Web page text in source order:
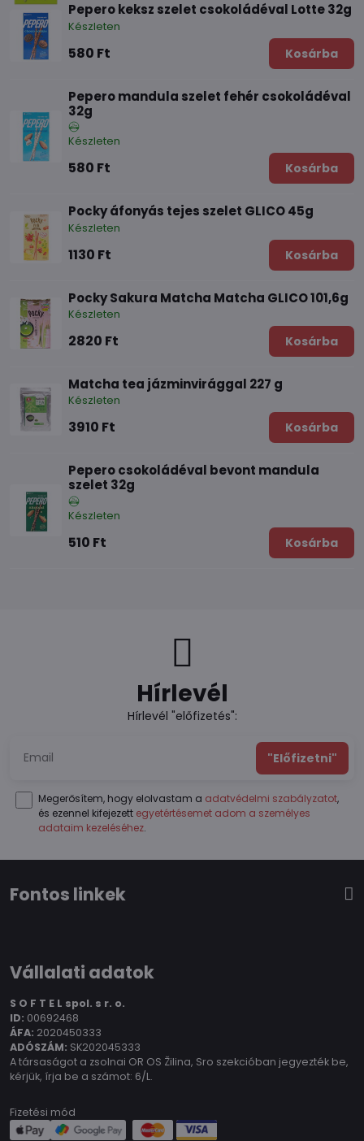
Pepero keksz szelet csokoládéval Lotte 32g
Készleten
580 Ft Kosárba
Pepero mandula szelet fehér csokoládéval
32g
Készleten
580 Ft Kosárba
Pocky áfonyás tejes szelet GLICO 45g
Készleten
1130 Ft Kosárba
Pocky Sakura Matcha Matcha GLICO 101,6g
Készleten
2820 Ft Kosárba
Matcha tea jázminvirággal 227 g
Készleten
3910 Ft Kosárba
Pepero csokoládéval bevont mandula
szelet 32g
Készleten
510 Ft Kosárba
Hírlevél
Hírlevél "előfizetés":
"Előfizetni"
Megerősítem, hogy elolvastam a adatvédelmi szabályzatot,
és ezennel kifejezett egyetértésemet adom a személyes
adataim kezeléséhez.
Fontos linkek
Vállalati adatok
S O F T E L spol. s r. o.
ID: 00692468
ÁFA: 2020450333
ADÓSZÁM: SK202045333
A társaságot a zsolnai OR OS Žilina, Sro szekcióban jegyezték be,
kérjük, írja be a számot: 6/L.
Fizetési mód